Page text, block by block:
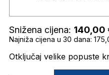
Snižena cijena: 140,00
Najniža cijena u 30 dana:
Otključaj velike popuste